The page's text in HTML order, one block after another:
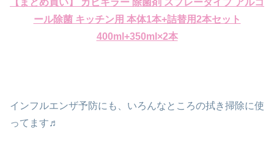
ール除菌 キッチン用 本体1本+詰替用2本セット
400ml+350ml×2本
インフルエンザ予防にも、いろんなところの拭き掃除に使
ってます♬